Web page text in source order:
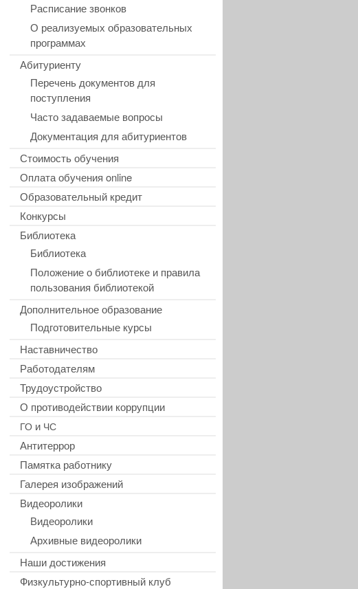
Расписание звонков
О реализуемых образовательных
программах
Абитуриенту
Перечень документов для
поступления
Часто задаваемые вопросы
Документация для абитуриентов
Стоимость обучения
Оплата обучения online
Образовательный кредит
Конкурсы
Библиотека
Библиотека
Положение о библиотеке и правила
пользования библиотекой
Дополнительное образование
Подготовительные курсы
Наставничество
Работодателям
Трудоустройство
О противодействии коррупции
ГО и ЧС
Антитеррор
Памятка работнику
Галерея изображений
Видеоролики
Видеоролики
Архивные видеоролики
Наши достижения
Физкультурно-спортивный клуб